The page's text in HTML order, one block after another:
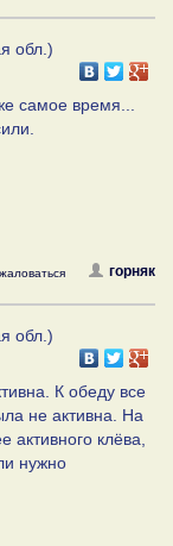
обл.)
самое время...
горняк
обл.)
К обеду все
не активна. На
клёва,
нужно